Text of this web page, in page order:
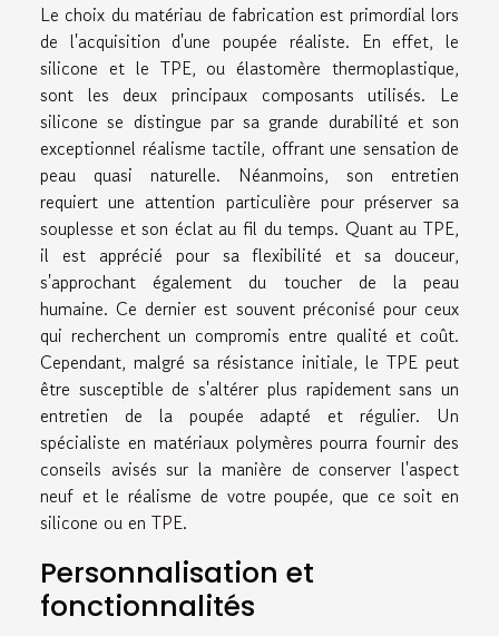
Le choix du matériau de fabrication est primordial lors
de l'acquisition d'une poupée réaliste. En effet, le
silicone et le TPE, ou élastomère thermoplastique,
sont les deux principaux composants utilisés. Le
silicone se distingue par sa grande durabilité et son
exceptionnel réalisme tactile, offrant une sensation de
peau quasi naturelle. Néanmoins, son entretien
requiert une attention particulière pour préserver sa
souplesse et son éclat au fil du temps. Quant au TPE,
il est apprécié pour sa flexibilité et sa douceur,
s'approchant également du toucher de la peau
humaine. Ce dernier est souvent préconisé pour ceux
qui recherchent un compromis entre qualité et coût.
Cependant, malgré sa résistance initiale, le TPE peut
être susceptible de s'altérer plus rapidement sans un
entretien de la poupée adapté et régulier. Un
spécialiste en matériaux polymères pourra fournir des
conseils avisés sur la manière de conserver l'aspect
neuf et le réalisme de votre poupée, que ce soit en
silicone ou en TPE.
Personnalisation et
fonctionnalités